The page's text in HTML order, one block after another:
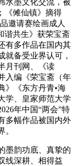
《傩仙镇》摘得
邀请赛绘画成人
谐共生》获荣宝斋
有多作品在国内其
就备受业界认可，
月刊网、《读
入编《荣宝斋（年
》《东方丹青•海
学、皇家师范大学
年中国“两会”特
多幅作品被国内外
。
墨韵功底、真挚的
线深耕、相得益